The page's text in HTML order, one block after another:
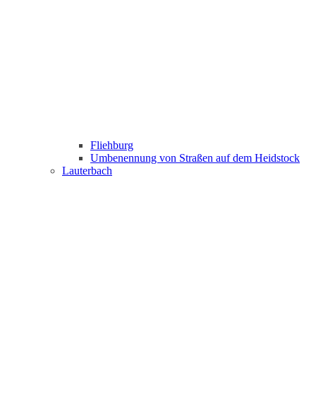
Fliehburg
Umbenennung von Straßen auf dem Heidstock
Lauterbach